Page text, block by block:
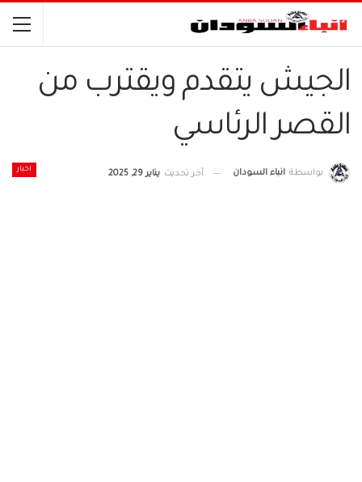
الجيش يتقدم ويقترب من
القصر الرئاسي
اخبار بواسطة انباء السودان آخر تحديث يناير 29, 2025